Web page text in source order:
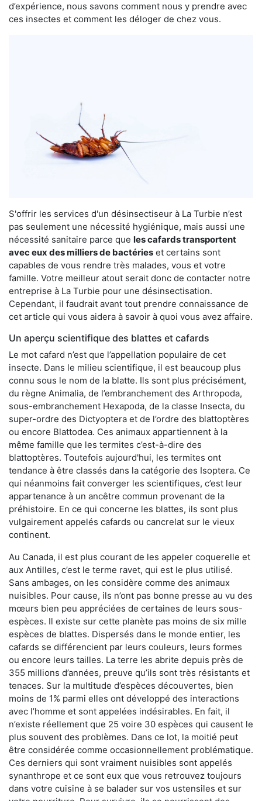
d’expérience, nous savons comment nous y prendre avec
ces insectes et comment les déloger de chez vous.
S'offrir les services d'un désinsectiseur à La Turbie n’est
pas seulement une nécessité hygiénique, mais aussi une
nécessité sanitaire parce que les cafards transportent
avec eux des milliers de bactéries et certains sont
capables de vous rendre très malades, vous et votre
famille. Votre meilleur atout serait donc de contacter notre
entreprise à La Turbie pour une désinsectisation.
Cependant, il faudrait avant tout prendre connaissance de
cet article qui vous aidera à savoir à quoi vous avez affaire.
Un aperçu scientifique des blattes et cafards
Le mot cafard n’est que l’appellation populaire de cet
insecte. Dans le milieu scientifique, il est beaucoup plus
connu sous le nom de la blatte. Ils sont plus précisément,
du règne Animalia, de l’embranchement des Arthropoda,
sous-embranchement Hexapoda, de la classe Insecta, du
super-ordre des Dictyoptera et de l’ordre des blattoptères
ou encore Blattodea. Ces animaux appartiennent à la
même famille que les termites c’est-à-dire des
blattoptères. Toutefois aujourd'hui, les termites ont
tendance à être classés dans la catégorie des Isoptera. Ce
qui néanmoins fait converger les scientifiques, c’est leur
appartenance à un ancêtre commun provenant de la
préhistoire. En ce qui concerne les blattes, ils sont plus
vulgairement appelés cafards ou cancrelat sur le vieux
continent.
Au Canada, il est plus courant de les appeler coquerelle et
aux Antilles, c’est le terme ravet, qui est le plus utilisé.
Sans ambages, on les considère comme des animaux
nuisibles. Pour cause, ils n’ont pas bonne presse au vu des
mœurs bien peu appréciées de certaines de leurs sous-
espèces. Il existe sur cette planète pas moins de six mille
espèces de blattes. Dispersés dans le monde entier, les
cafards se différencient par leurs couleurs, leurs formes
ou encore leurs tailles. La terre les abrite depuis près de
355 millions d’années, preuve qu’ils sont très résistants et
tenaces. Sur la multitude d’espèces découvertes, bien
moins de 1% parmi elles ont développé des interactions
avec l’homme et sont appelées indésirables. En fait, il
n’existe réellement que 25 voire 30 espèces qui causent le
plus souvent des problèmes. Dans ce lot, la moitié peut
être considérée comme occasionnellement problématique.
Ces derniers qui sont vraiment nuisibles sont appelés
synanthrope et ce sont eux que vous retrouvez toujours
dans votre cuisine à se balader sur vos ustensiles et sur